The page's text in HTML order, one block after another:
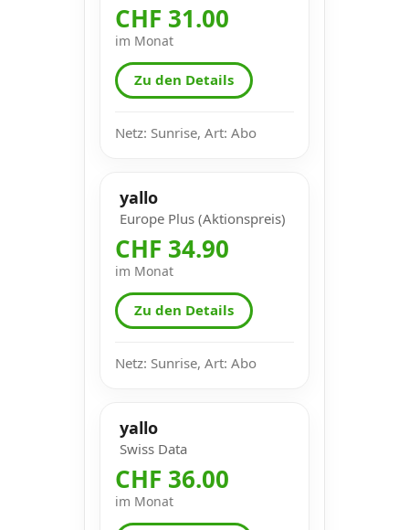
CHF 31.00
im Monat
Zu den Details
Netz: Sunrise, Art: Abo
yallo
Europe Plus (Aktionspreis)
CHF 34.90
im Monat
Zu den Details
Netz: Sunrise, Art: Abo
yallo
Swiss Data
CHF 36.00
im Monat